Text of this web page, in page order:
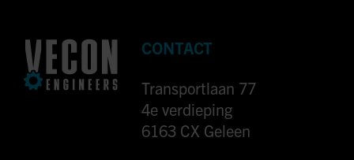
CONTACT
Transportlaan 77
4e verdieping
6163 CX Geleen